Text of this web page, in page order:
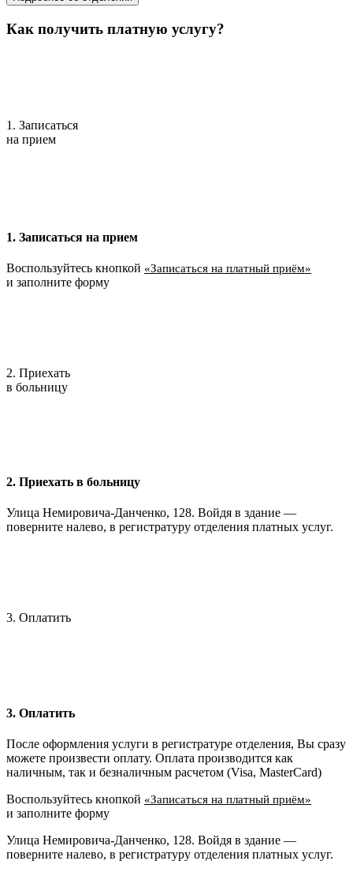
Как получить платную услугу?
1. Записаться
на прием
1. Записаться на прием
Воспользуйтесь кнопкой «Записаться на платный приём»
и заполните форму
2. Приехать
в больницу
2. Приехать в больницу
Улица Немировича-Данченко, 128. Войдя в здание —
поверните налево, в регистратуру отделения платных услуг.
3. Оплатить
3. Оплатить
После оформления услуги в регистратуре отделения, Вы сразу
можете произвести оплату. Оплата производится как
наличным, так и безналичным расчетом (Visa, MasterCard)
Воспользуйтесь кнопкой «Записаться на платный приём»
и заполните форму
Улица Немировича-Данченко, 128. Войдя в здание —
поверните налево, в регистратуру отделения платных услуг.